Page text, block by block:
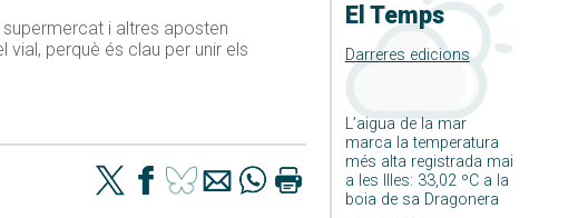
El Temps
Darreres edicions
L’aigua de la mar
marca la temperatura
més alta registrada mai
a les Illes: 33,02 ºC a la
boia de sa Dragonera
supermercat i altres aposten
vial, perquè és clau per unir els